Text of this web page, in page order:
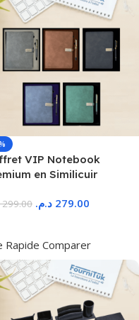
VIP Notebook
en Similicuir
299.00 279.00 د.م.
Rapide Comparer